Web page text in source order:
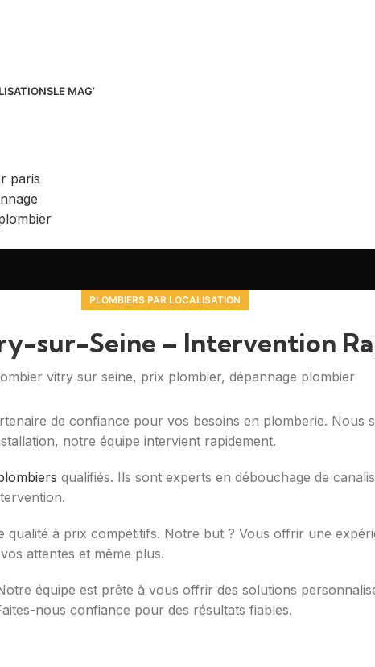
LE MAG’
PLOMBIERS PAR LOCALISATION
sur-Seine – Intervention
de confiance pour vos besoins en plomberie. Nous
notre équipe intervient rapidement.
qualifiés. Ils sont experts en débouchage de
qualité à prix compétitifs. Notre but ? Vous offrir une
attentes et même plus.
équipe est prête à vous offrir des solutions
nous confiance pour des résultats fiables.